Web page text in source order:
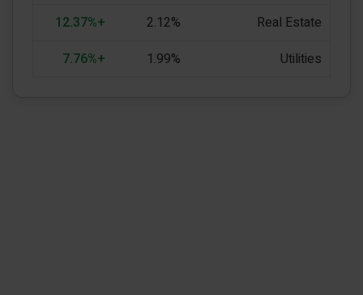
Real Estate
2.12%
+12.37%
Utilities
1.99%
+7.76%